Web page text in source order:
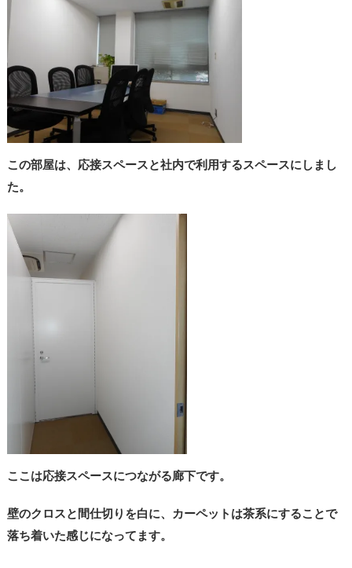
この部屋は、応接スペースと社内で利用するスペースにしまし
た。
ここは応接スペースにつながる廊下です。
壁のクロスと間仕切りを白に、カーペットは茶系にすることで
落ち着いた感じになってます。